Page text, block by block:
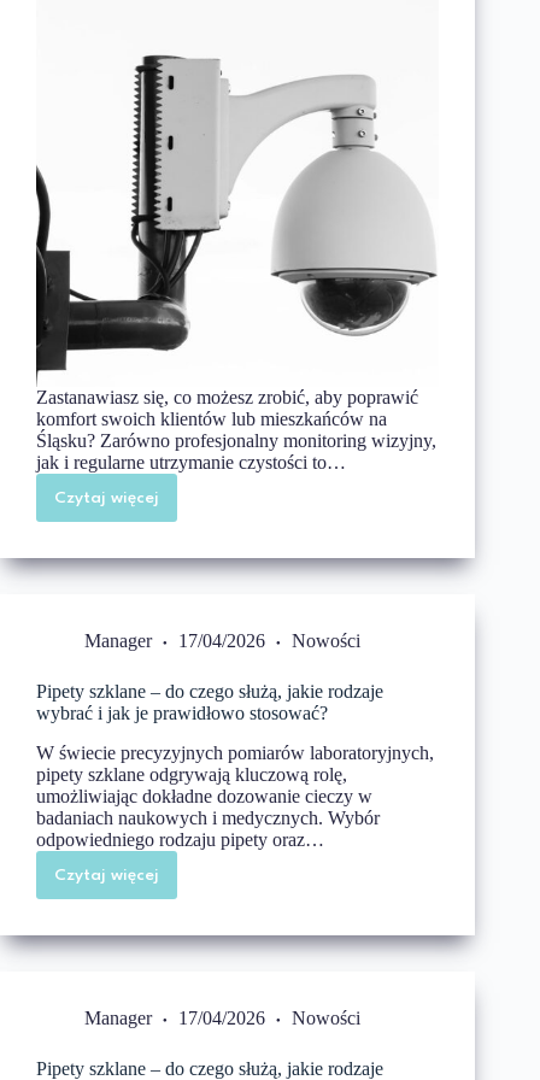
Zastanawiasz się, co możesz zrobić, aby poprawić
komfort swoich klientów lub mieszkańców na
Śląsku? Zarówno profesjonalny monitoring wizyjny,
jak i regularne utrzymanie czystości to…
Czytaj więcej
Monitoring
wizyjny
czystość
–
Śląsku
Manager 17/04/2026 Nowości
Pipety szklane – do czego służą, jakie rodzaje
wybrać i jak je prawidłowo stosować?
W świecie precyzyjnych pomiarów laboratoryjnych,
pipety szklane odgrywają kluczową rolę,
umożliwiając dokładne dozowanie cieczy w
badaniach naukowych i medycznych. Wybór
odpowiedniego rodzaju pipety oraz…
Czytaj więcej
Pipety
szklane
do
czego
wybrać
je
Manager 17/04/2026 Nowości
Pipety szklane – do czego służą, jakie rodzaje